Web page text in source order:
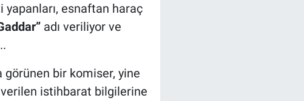
esnaftan haraç
adı veriliyor ve
görünen bir komiser, yine
istihbarat bilgilerine